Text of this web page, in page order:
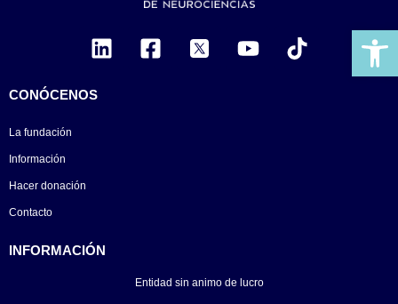
CONÓCENOS
La fundación
Información
Hacer donación
Contacto
INFORMACIÓN
Entidad sin animo de lucro